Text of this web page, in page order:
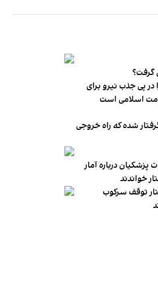
گرفت؟
در پی جذب نیرو برای
اسلامی است
شده که راه خروجی
درباره آمار
خواندند
توقف سرکوب